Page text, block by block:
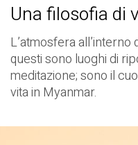
Una filosofia di
L’atmosfera
questi sono luoghi di
meditazione; sono il
vita in Myanmar.